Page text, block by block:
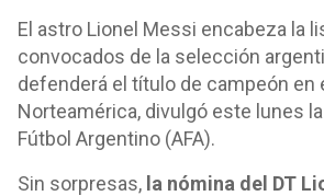
El astro Lionel Messi encabeza la
convocados de la selección
defenderá el título de campeón en
Norteamérica, divulgó este lunes
Fútbol Argentino (AFA).
Sin sorpresas, la nómina del DT